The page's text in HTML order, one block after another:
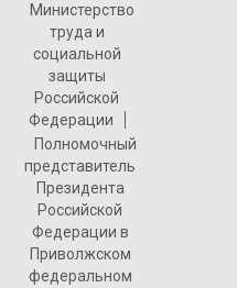
Министерство
труда и
социальной
защиты
Российской
Федерации
Полномочный
представитель
Президента
Российской
Федерации в
Приволжском
федеральном